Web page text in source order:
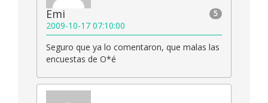
5
Emi
2009-10-17 07:10:00
Seguro que ya lo comentaron, que malas las
encuestas de O*é